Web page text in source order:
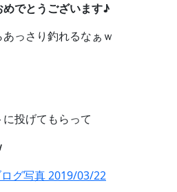
でとうございます♪
っさり釣れるなぁｗ
投げてもらって